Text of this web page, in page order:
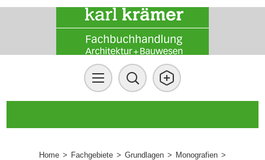
Home > Fachgebiete > Grundlagen > Monografien >